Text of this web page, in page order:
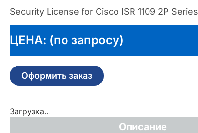
Security License for Cisco ISR 1109 2P Series
ЦЕНА: (по запросу)
Оформить заказ
Загрузка...
Описание